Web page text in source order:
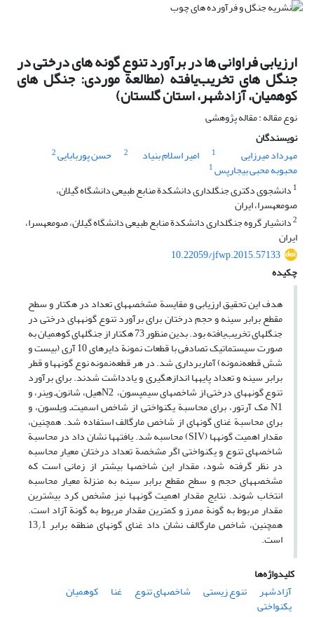
ارزیابی فراوانی‏ ها در برآورد تنوع گونه ‏های درختی در
جنگل‏ های تخریب‌یافته (مطالعة موردی: جنگل ‏های
کوهمیان، آزادشهر، استان گلستان)
نوع مقاله : مقاله پژوهشی
نویسندگان
مهرداد میرزایی
1 امیر اسلام بنیاد 2 حسن پوربابایی2
محبوبه محبی بیجارپس1
1 دانشجوی دکتری جنگلداری دانشکدة منابع طبیعی دانشگاه گیلان،
صومعه‏سرا، ایران
2دانشیار گروه جنگلداری دانشکدة منابع طبیعی دانشگاه گیلان، صومعه‏سرا،
ایران
10.22059/jfwp.2015.57133
چکیده
هدف این تحقیق ارزیابی و مقایسة مشخصه‏های تعداد در هکتار و سطح
مقطع برابر سینه و حجم درختان برای برآورد تنوع گونه‏های درختی در
جنگل‏های تخریب‌یافته بود. بدین منظور 73 هکتار از جنگل‏های کوهمیان به‏
صورت سیستماتیک تصادفی با قطعات نمونة دایره‏ای 10 آری (بیست و
شش قطعه‌نمونه) آماربرداری شد. در هر قطعه‌نمونه نوع گونه‏ها و قطر
برابر سینه و تعداد پایه‏ها اندازه‏گیری و یادداشت شدند. برای برآورد
تنوع گونه‏های درختی از شاخص‏های سیمپسون، N2هیل، شانون‌ـ وینر، و
N1 مک‌ آرتور، برای محاسبة یکنواختی از شاخص اسمیت‌ـ ویلسون، و
برای محاسبة غنای گونه‏ای از شاخص مارگالف استفاده شد. همچنین،
مقدار اهمیت گونه‏ها (SIV) محاسبه شد. یافته‏ها نشان داد در محاسبة
شاخص‏های تنوع و یکنواختی اگر مشخصة تعداد درختان معیارِ محاسبه
در نظر گرفته شود، مقدار این شاخص‏ها بیشتر از زمانی است که
مشخصه‏های حجم و سطح مقطع برابر سینه به‏ منزلة معیار محاسبه
انتخاب شوند. نتایج مقدار اهمیت گونه‏ها نیز مشخص کرد بیشترین
مقدار مربوط به گونة ممرز و کمترین مقدار مربوط به گونة آزاد است.
همچنین، شاخص مارگالف نشان داد غنای گونه‏ای منطقه برابر 13 /1
است.
کلیدواژه‌ها
آزادشهر
تنوع زیستی شاخص‏های تنوع غنا کوهمیان
یکنواختی